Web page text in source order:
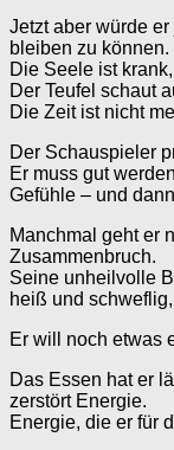
Jetzt aber würde
bleiben zu können.
Die Seele ist
Der Teufel schaut
Die Zeit ist nicht
Der Schauspieler
Er muss gut
Gefühle – und
Manchmal geht er
Zusammenbruch.
Seine unheilvolle
heiß und
Er will noch etwas
Das Essen hat er
zerstört Energie.
Energie, die er für